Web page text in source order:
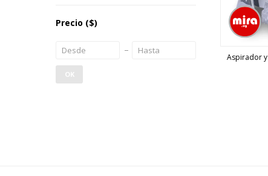
Aspirador
Precio ($)
OK